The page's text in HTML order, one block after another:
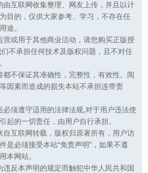
由互联网收集整理、网友上传，并且以计
目的，仅供大家参考、学习，不存在任
途。
营或用于其他商业活动，请您购买正版授
不承担任何技术及版权问题，且不对任
都不保证其准确性，完整性，有效性。阅
因素而造成的损失本站不承担连带责
必须遵守适用的法律法规,对于用户违法使
起的一切责任，由用户自行承担。
自互联网转载，版权归原著所有，用户访
是必须接受本站“免责声明”，如果不遵
本网站。
违反本声明的规定而触犯中华人民共和国